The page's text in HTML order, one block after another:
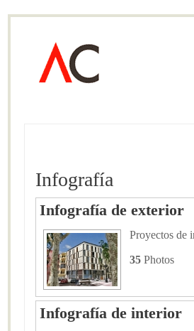
Infografía
Infografía de exterior
Proyectos de
35 Photos
Infografía de interior